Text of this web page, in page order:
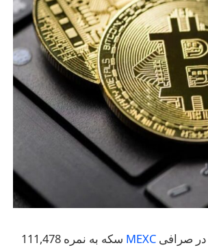
MEXC
سکه به نمره 111,478